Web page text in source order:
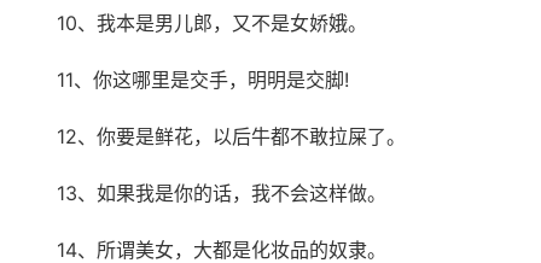
10、我本是男儿郎，又不是女娇娥。
11、你这哪里是交手，明明是交脚!
12、你要是鲜花，以后牛都不敢拉屎了。
13、如果我是你的话，我不会这样做。
14、所谓美女，大都是化妆品的奴隶。